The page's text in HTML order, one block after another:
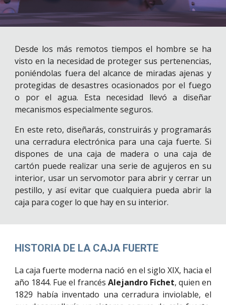
Desde los más remotos tiempos el hombre se ha
visto en la necesidad de proteger sus pertenencias,
poniéndolas fuera del alcance de miradas ajenas y
protegidas de desastres ocasionados por el fuego
o por el agua. Esta necesidad llevó a diseñar
mecanismos especialmente seguros.
En este reto, diseñarás, construirás y programarás
una cerradura electrónica para una caja fuerte. Si
dispones de una caja de madera o una caja de
cartón puede realizar una serie de agujeros en su
interior, usar un servomotor para abrir y cerrar un
pestillo, y así evitar que cualquiera pueda abrir la
caja para coger lo que hay en su interior.
HISTORIA DE LA CAJA FUERTE
La caja fuerte moderna nació en el siglo XIX, hacia el
año 1844. Fue el francés Alejandro Fichet, quien en
1829 había inventado una cerradura inviolable, el